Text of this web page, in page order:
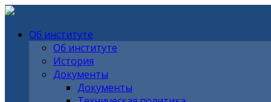
Об институте
Об институте
История
Документы
Документы